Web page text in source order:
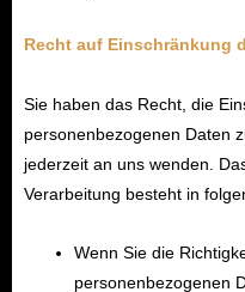
Recht auf Einschränkung
Sie haben das Recht, die
personenbezogenen Daten
jederzeit an uns wenden.
Verarbeitung besteht in
Wenn Sie die
personenbezogenen